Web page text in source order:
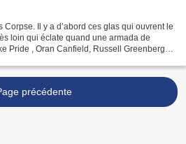
Corpse. Il y a d’abord ces glas qui ouvrent le
loin qui éclate quand une armada de
Pride , Oran Canfield, Russell Greenberg,
précédente